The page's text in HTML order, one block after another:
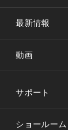
最新情報
動画
サポート
ショールーム